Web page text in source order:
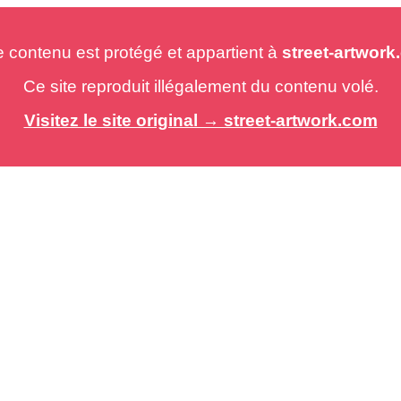
est protégé et appartient à street-
Ce site reproduit illégalement du contenu volé.
Visitez le site original → street-artwork.com